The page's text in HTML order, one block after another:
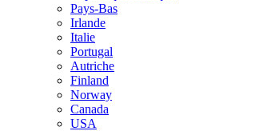
Pays-Bas
Irlande
Italie
Portugal
Autriche
Finland
Norway
Canada
USA